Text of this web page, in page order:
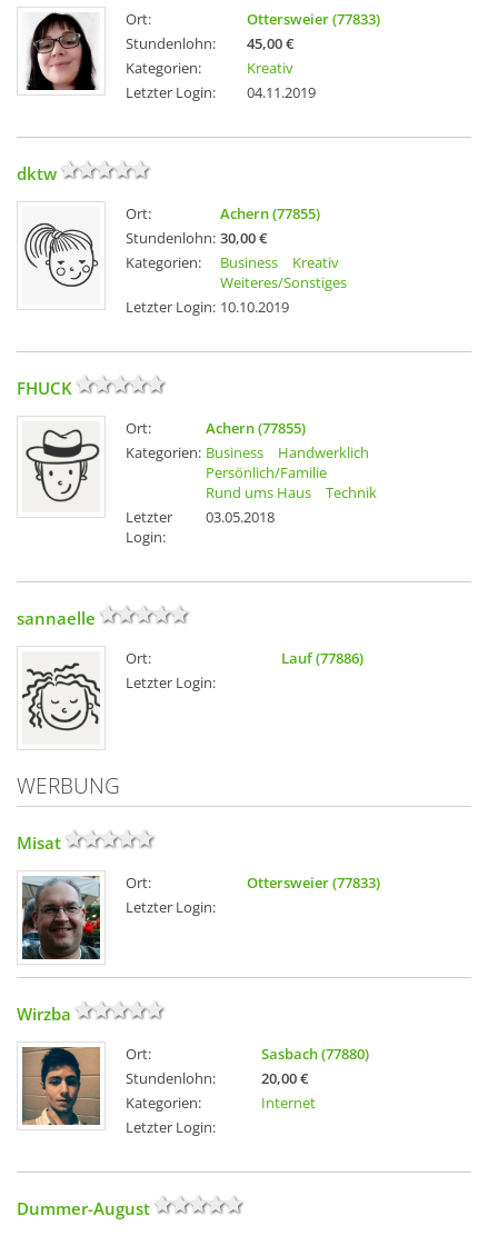
Ort:
Ottersweier (77833)
Stundenlohn:
45,00 €
Kategorien:
Kreativ
Letzter Login:
04.11.2019
dktw
Ort:
Achern (77855)
Stundenlohn: 30,00 €
Kategorien:
Business
Kreativ
Weiteres/Sonstiges
Letzter Login: 10.10.2019
FHUCK
Ort:
Achern (77855)
Kategorien: Business
Handwerklich
Persönlich/Familie
Rund ums Haus
Technik
Letzter
Login:
03.05.2018
sannaelle
Ort:
Lauf (77886)
Letzter Login:
WERBUNG
Misat
Ort:
Ottersweier (77833)
Letzter Login:
Wirzba
Ort:
Sasbach (77880)
Stundenlohn:
20,00 €
Kategorien:
Internet
Letzter Login:
Dummer-August